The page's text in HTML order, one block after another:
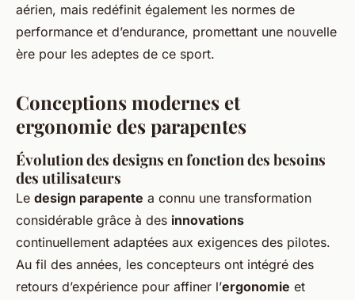
aérien, mais redéfinit également les normes de
performance et d’endurance, promettant une nouvelle
ère pour les adeptes de ce sport.
Conceptions modernes et
ergonomie des parapentes
Évolution des designs en fonction des besoins
des utilisateurs
Le design parapente a connu une transformation
considérable grâce à des innovations
continuellement adaptées aux exigences des pilotes.
Au fil des années, les concepteurs ont intégré des
retours d’expérience pour affiner l’ergonomie et